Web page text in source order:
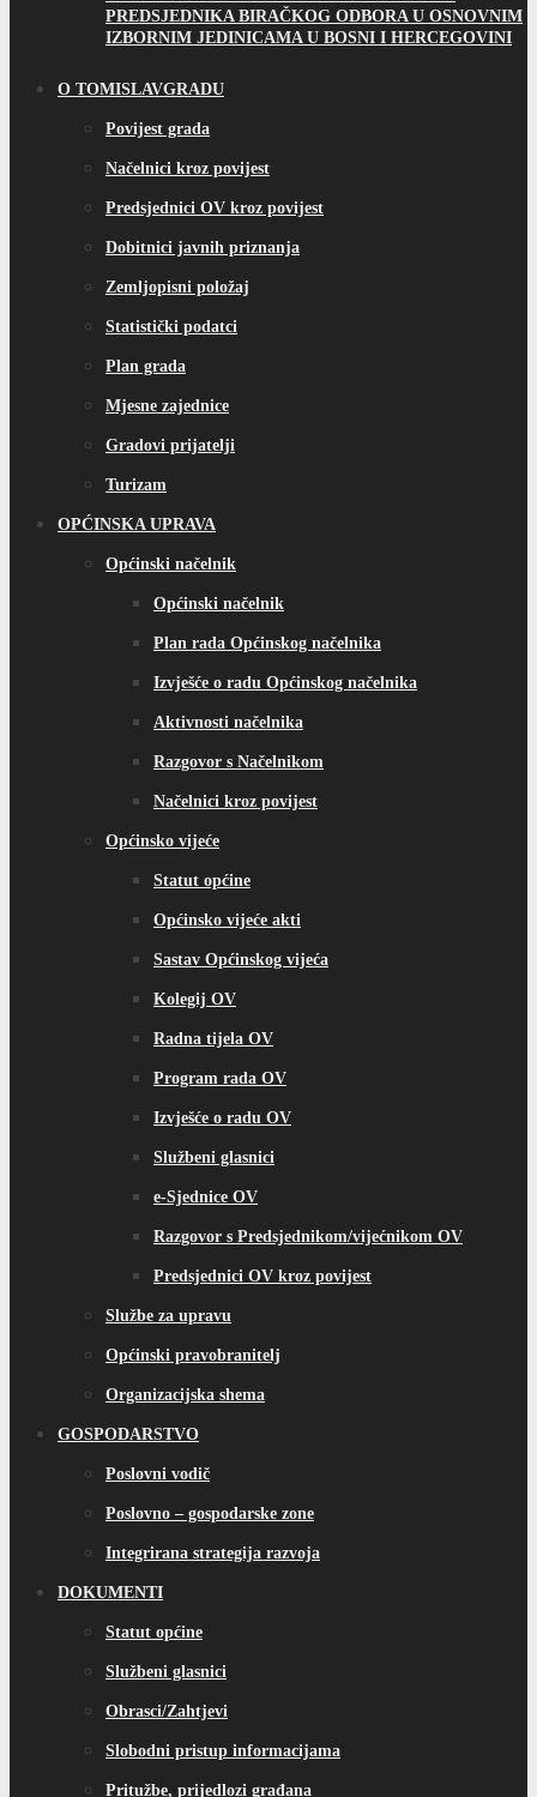
PREDSJEDNIKA BIRAČKOG ODBORA U OSNOVNIM
IZBORNIM JEDINICAMA U BOSNI I HERCEGOVINI
O TOMISLAVGRADU
Povijest grada
Načelnici kroz povijest
Predsjednici OV kroz povijest
Dobitnici javnih priznanja
Zemljopisni položaj
Statistički podatci
Plan grada
Mjesne zajednice
Gradovi prijatelji
Turizam
OPĆINSKA UPRAVA
Općinski načelnik
Općinski načelnik
Plan rada Općinskog načelnika
Izvješće o radu Općinskog načelnika
Aktivnosti načelnika
Razgovor s Načelnikom
Načelnici kroz povijest
Općinsko vijeće
Statut općine
Općinsko vijeće akti
Sastav Općinskog vijeća
Kolegij OV
Radna tijela OV
Program rada OV
Izvješće o radu OV
Službeni glasnici
e-Sjednice OV
Razgovor s Predsjednikom/vijećnikom OV
Predsjednici OV kroz povijest
Službe za upravu
Općinski pravobranitelj
Organizacijska shema
GOSPODARSTVO
Poslovni vodič
Poslovno – gospodarske zone
Integrirana strategija razvoja
DOKUMENTI
Statut općine
Službeni glasnici
Obrasci/Zahtjevi
Slobodni pristup informacijama
Pritužbe, prijedlozi građana